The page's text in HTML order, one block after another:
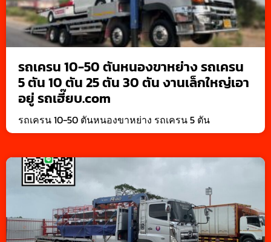
รถเครน 10-50 ตันหนองขาหย่าง รถเครน
5 ตัน 10 ตัน 25 ตัน 30 ตัน งานเล็กใหญ่เอา
อยู่ รถเฮี๊ยบ.com
รถเครน 10-50 ตันหนองขาหย่าง รถเครน 5 ตัน